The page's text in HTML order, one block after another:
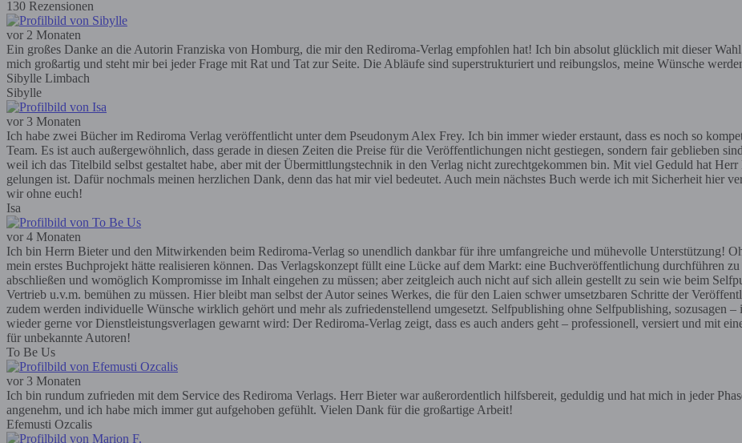
130 Rezensionen
vor 2 Monaten
Ein großes Danke an die Autorin Franziska von Homburg, die mir den Rediroma-Verlag empfohlen hat! Ich bin absolut glücklich mit dieser
mich großartig und steht mir bei jeder Frage mit Rat und Tat zur Seite. Die Abläufe sind superstrukturiert und reibungslos, meine Wünsche
Sibylle Limbach
Sibylle
vor 3 Monaten
Ich habe zwei Bücher im Rediroma Verlag veröffentlicht unter dem Pseudonym Alex Frey. Ich bin immer wieder erstaunt, dass es noch so
Team. Es ist auch außergewöhnlich, dass gerade in diesen Zeiten die Preise für die Veröffentlichungen nicht gestiegen, sondern fair geblieben
weil ich das Titelbild selbst gestaltet habe, aber mit der Übermittlungstechnik in den Verlag nicht zurechtgekommen bin. Mit viel Geduld hat
gelungen ist. Dafür nochmals meinen herzlichen Dank, denn das hat mir viel bedeutet. Auch mein nächstes Buch werde ich mit Sicherheit hier
wir ohne euch!
Isa
vor 4 Monaten
Ich bin Herrn Bieter und den Mitwirkenden beim Rediroma-Verlag so unendlich dankbar für ihre umfangreiche und mühevolle Unterstützung!
mein erstes Buchprojekt hätte realisieren können. Das Verlagskonzept füllt eine Lücke auf dem Markt: eine Buchveröffentlichung durchführen
abschließen und womöglich Kompromisse im Inhalt eingehen zu müssen; aber zeitgleich auch nicht auf sich allein gestellt zu sein wie beim
Vertrieb u.v.m. bemühen zu müssen. Hier bleibt man selbst der Autor seines Werkes, die für den Laien schwer umsetzbaren Schritte der
zudem werden individuelle Wünsche wirklich gehört und mehr als zufriedenstellend umgesetzt. Selfpublishing ohne Selfpublishing, sozusagen
wieder gerne vor Dienstleistungsverlagen gewarnt wird: Der Rediroma-Verlag zeigt, dass es auch anders geht – professionell, versiert und mit
für unbekannte Autoren!
To Be Us
vor 3 Monaten
Ich bin rundum zufrieden mit dem Service des Rediroma Verlags. Herr Bieter war außerordentlich hilfsbereit, geduldig und hat mich in jeder
angenehm, und ich habe mich immer gut aufgehoben gefühlt. Vielen Dank für die großartige Arbeit!
Efemusti Ozcalis